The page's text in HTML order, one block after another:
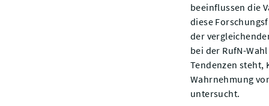
beeinflussen die
diese
der
bei der RufN-
Tendenzen steht,
Wahrnehmung
untersucht.